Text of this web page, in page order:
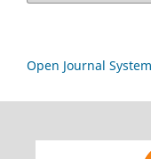
Open Journal